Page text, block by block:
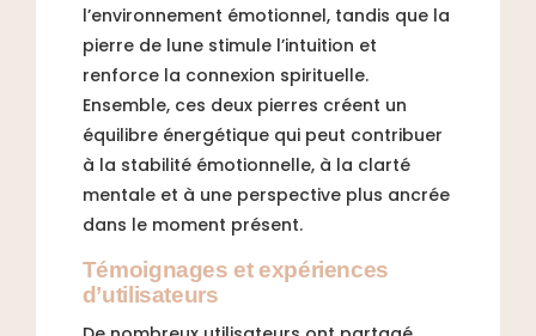
l’environnement émotionnel, tandis que la
pierre de lune stimule l’intuition et
renforce la connexion spirituelle.
Ensemble, ces deux pierres créent un
équilibre énergétique qui peut contribuer
à la stabilité émotionnelle, à la clarté
mentale et à une perspective plus ancrée
dans le moment présent.
Témoignages et expériences
d’utilisateurs